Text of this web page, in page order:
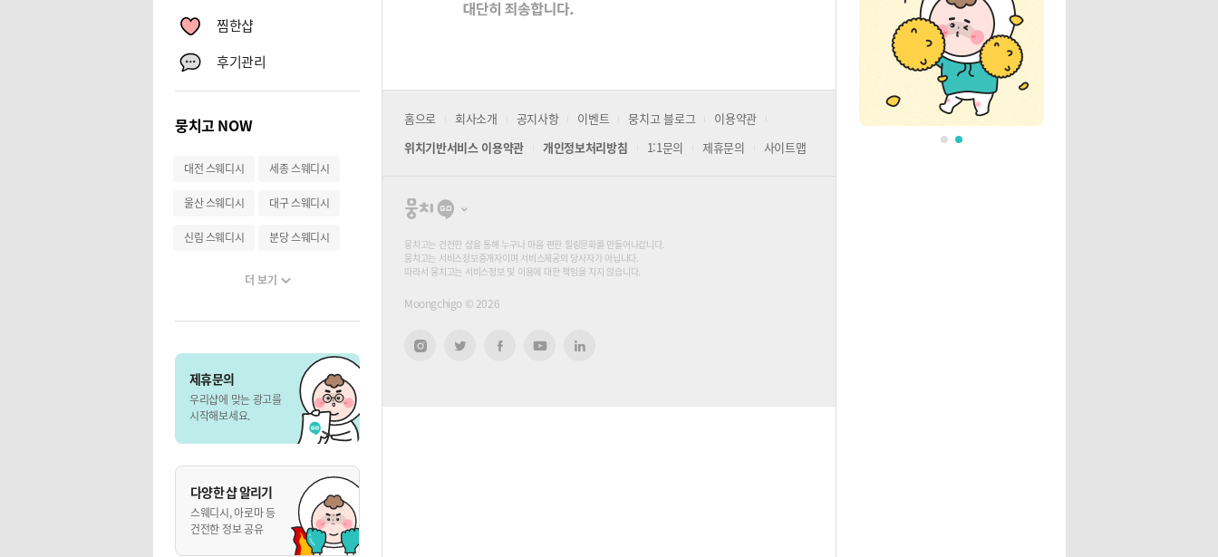
찜한샵
후기관리
뭉치고 NOW
대전 스웨디시 세종 스웨디시
울산 스웨디시 대구 스웨디시
신림 스웨디시 분당 스웨디시
더 보기
제휴문의
우리샵에 맞는 광고를
시작해보세요.
다양한 샵 알리기
스웨디시, 아로마 등
건전한 정보 공유
홈으로 회사소개 공지사항 이벤트 뭉치고 블로그
이용약관
위치기반서비스 이용약관
개인정보처리방침 1:1문의 제휴문의 사이트맵
뭉
고
뭉치고는 건전한 샵을 통해 누구나 마음 편한 힐링문화를 만들어나갑니다.
뭉치고는 서비스정보중개자이며 서비스제공의 당사자가 아닙니다.
따라서 뭉치고는 서비스정보 및 이용에 대한 책임을 지지 않습니다.
Moongchigo © 2026